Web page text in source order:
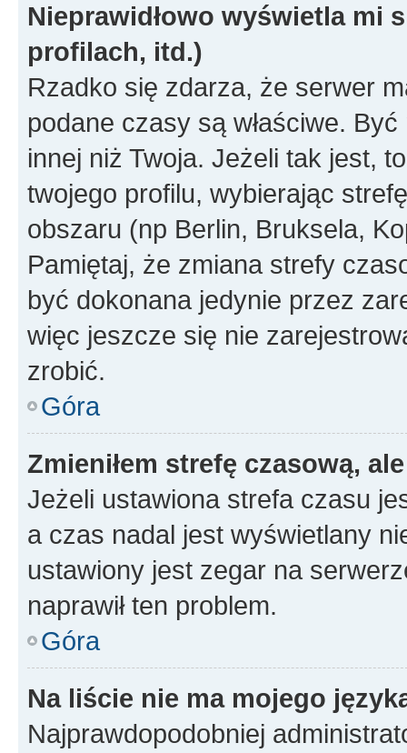
Nieprawidłowo wyświetla mi
profilach, itd.)
Rzadko się zdarza, że serwer
podane czasy są właściwe.
innej niż Twoja. Jeżeli tak jest,
twojego profilu, wybierając
obszaru (np Berlin, Bruksela,
Pamiętaj, że zmiana strefy
być dokonana jedynie przez
więc jeszcze się nie
zrobić.
Góra
Zmieniłem strefę czasową,
Jeżeli ustawiona strefa czasu
a czas nadal jest wyświetlany
ustawiony jest zegar na
naprawił ten problem.
Góra
Na liście nie ma mojego
Najprawdopodobniej